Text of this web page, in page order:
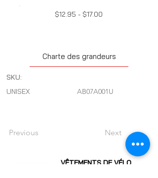
$12.95 - $17.00
Charte des grandeurs
SKU:
UNISEX
AB07A001U
Previous Next
VÊTEMENTS DE VÉLO